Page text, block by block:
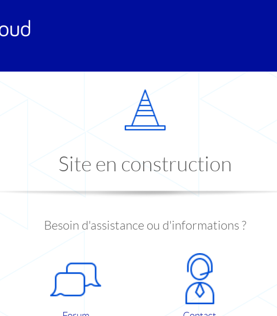
Site en construction
Besoin d'assistance ou d'informations ?